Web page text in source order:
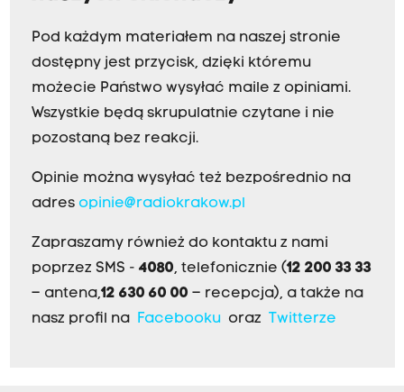
Pod każdym materiałem na naszej stronie
dostępny jest przycisk, dzięki któremu
możecie Państwo wysyłać maile z opiniami.
Wszystkie będą skrupulatnie czytane i nie
pozostaną bez reakcji.
Opinie można wysyłać też bezpośrednio na
adres opinie@radiokrakow.pl
Zapraszamy również do kontaktu z nami
poprzez SMS - 4080, telefonicznie (12 200 33 33
– antena,12 630 60 00 – recepcja), a także na
nasz profil na Facebookuoraz Twitterze